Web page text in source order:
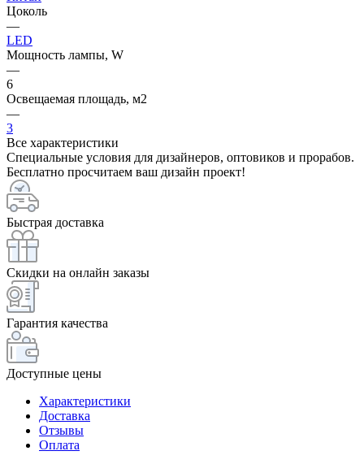
Цоколь
—
LED
Мощность лампы, W
—
6
Освещаемая площадь, м2
—
3
Все характеристики
Специальные условия для дизайнеров, оптовиков и прорабов.
Бесплатно просчитаем ваш дизайн проект!
Быстрая доставка
Скидки на онлайн заказы
Гарантия качества
Доступные цены
Характеристики
Доставка
Отзывы
Оплата